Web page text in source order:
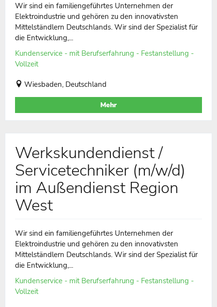
Wir sind ein familiengeführtes Unternehmen der
Elektroindustrie und gehören zu den innovativsten
Mittelständlern Deutschlands. Wir sind der Spezialist für
die Entwicklung,...
Kundenservice - mit Berufserfahrung - Festanstellung -
Vollzeit
Wiesbaden, Deutschland
Mehr
Werkskundendienst /
Servicetechniker (m/w/d)
im Außendienst Region
West
Wir sind ein familiengeführtes Unternehmen der
Elektroindustrie und gehören zu den innovativsten
Mittelständlern Deutschlands. Wir sind der Spezialist für
die Entwicklung,...
Kundenservice - mit Berufserfahrung - Festanstellung -
Vollzeit